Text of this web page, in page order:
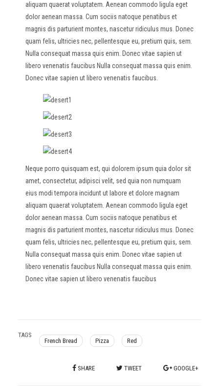
aliquam quaerat voluptatem. Aenean commodo ligula eget
dolor aenean massa. Cum sociis natoque penatibus et
magnis dis parturient montes, nascetur ridiculus mus. Donec
quam felis, ultricies nec, pellentesque eu, pretium quis, sem.
Nulla consequat massa quis enim. Donec vitae sapien ut
libero venenatis faucibus Nulla consequat massa quis enim.
Donec vitae sapien ut libero venenatis faucibus.
Neque porro quisquam est, qui dolorem ipsum quia dolor sit
amet, consectetur, adipisci velit, sed quia non numquam
eius modi tempora incidunt ut labore et dolore magnam
aliquam quaerat voluptatem. Aenean commodo ligula eget
dolor aenean massa. Cum sociis natoque penatibus et
magnis dis parturient montes, nascetur ridiculus mus. Donec
quam felis, ultricies nec, pellentesque eu, pretium quis, sem.
Nulla consequat massa quis enim. Donec vitae sapien ut
libero venenatis faucibus Nulla consequat massa quis enim.
Donec vitae sapien ut libero venenatis faucibus
TAGS
French Bread
Pizza Red
SHARE TWEET GOOGLE+